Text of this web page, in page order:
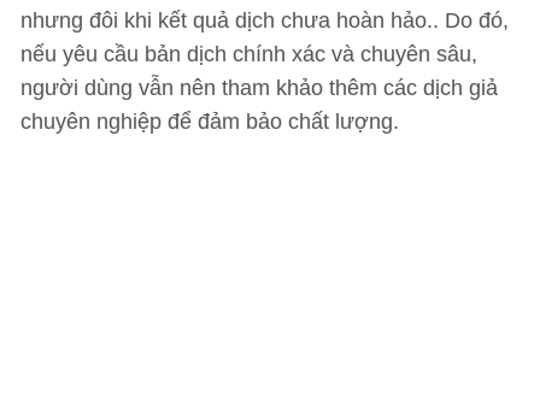
nhưng đôi khi kết quả dịch chưa hoàn hảo.. Do đó,
nếu yêu cầu bản dịch chính xác và chuyên sâu,
người dùng vẫn nên tham khảo thêm các dịch giả
chuyên nghiệp để đảm bảo chất lượng.